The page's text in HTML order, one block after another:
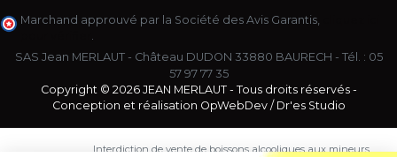
Marchand approuvé par la Société des Avis Garantis,
.
SAS Jean MERLAUT - Château DUDON 33880 BAURECH - Tél. : 05
57 97 77 35
Copyright © 2026 JEAN MERLAUT - Tous droits réservés -
Conception et réalisation OpWebDev/ Dr'es Studio
Interdiction de vente de boissons alcooliques aux mineurs